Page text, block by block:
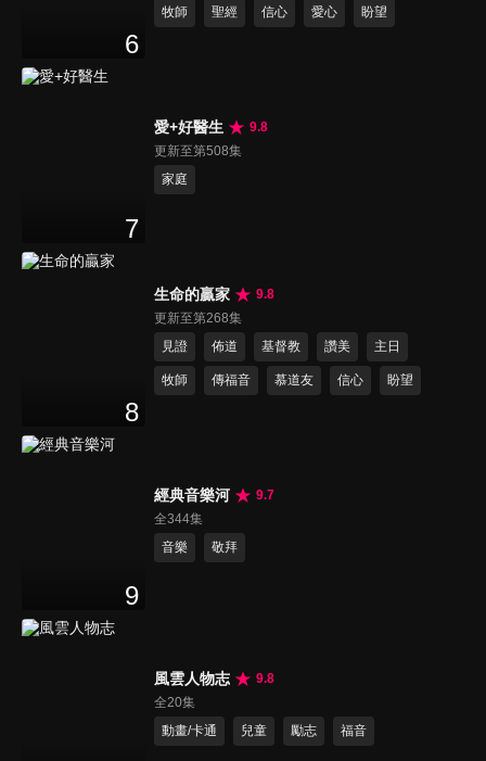
6
牧師 聖經 信心 愛心 盼望
7
愛+好醫生
9.8
更新至第508集
家庭
8
生命的贏家
9.8
更新至第268集
見證
佈道 基督教 讚美 主日
牧師 傳福音 慕道友 信心 盼望
9
經典音樂河
9.7
全344集
音樂
敬拜
風雲人物志
9.8
全20集
動畫/卡通
兒童 勵志 福音